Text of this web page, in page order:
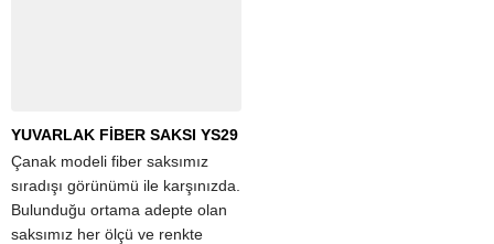
YUVARLAK FİBER SAKSI YS29
Çanak modeli fiber saksımız
sıradışı görünümü ile karşınızda.
Bulunduğu ortama adepte olan
saksımız her ölçü ve renkte